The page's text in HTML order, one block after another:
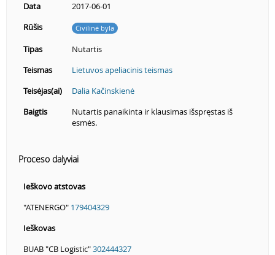
Data
2017-06-01
Rūšis
Civilinė byla
Tipas
Nutartis
Teismas
Lietuvos apeliacinis teismas
Teisėjas(ai)
Dalia Kačinskienė
Baigtis
Nutartis panaikinta ir klausimas išspręstas iš
esmės.
Proceso dalyviai
Ieškovo atstovas
"ATENERGO" 179404329
Ieškovas
BUAB "CB Logistic"302444327